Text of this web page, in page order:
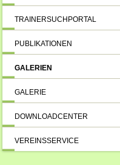
TRAINERSUCHPORTAL
PUBLIKATIONEN
GALERIEN
GALERIE
DOWNLOADCENTER
VEREINSSERVICE